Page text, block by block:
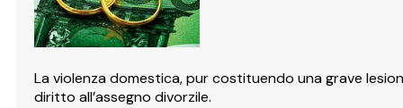
La violenza domestica, pur costituendo una grave
diritto all’assegno divorzile.